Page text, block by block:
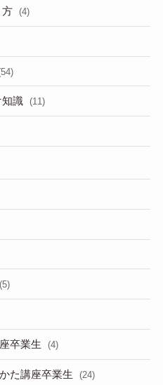
方 (4)
知識 (11)
(5)
卒業生 (4)
た講座卒業生 (24)